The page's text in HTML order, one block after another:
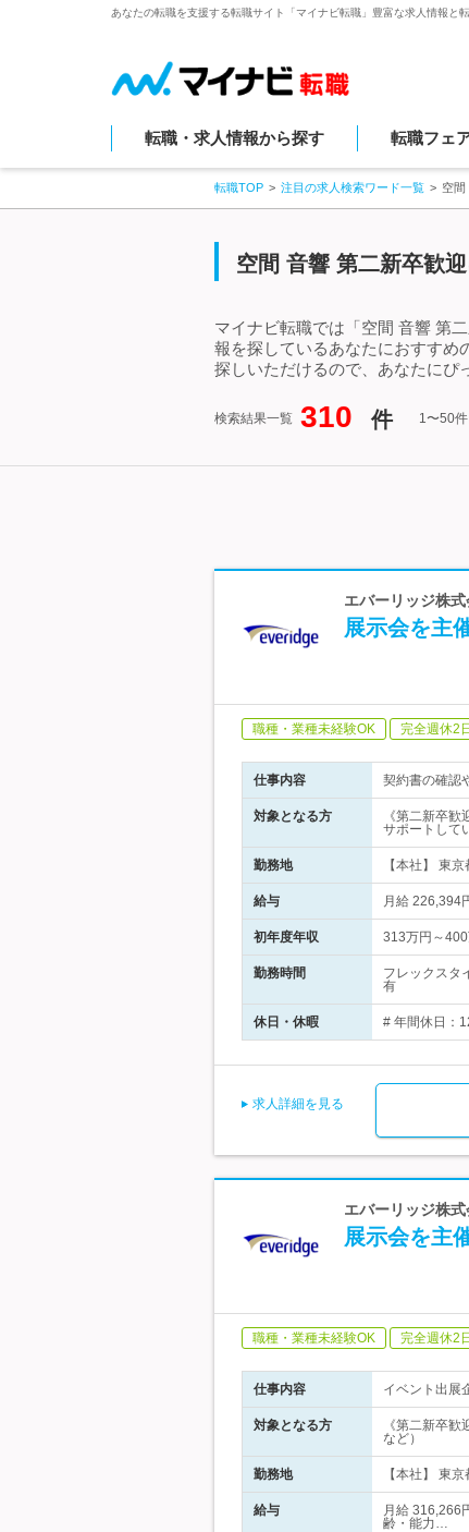
あなたの転職を支援する転職サイト「マイナビ転職」豊富な求人情報と
転職・求人情報から探す 転職フェ
転職TOP 注目の求人検索ワード一覧 空間
空間 音響 第二新卒歓
マイナビ転職では「空間 音響 第
報を探しているあなたにおすすめ
探しいただけるので、あなたにぴ
検索結果一覧 310 件 1〜50
エバーリッジ株
展示会を主
職種・業種未経験OK 完全週休2
仕事内容 契約書の確認
対象となる方
《第二新卒
サポートして
勤務地 【本社】 東
給与 月給
初年度年収 313万円～400
勤務時間
フレックスタ
有
休日・休暇 # 年間休日：
求人詳細を見る
エバーリッジ株
展示会を主
職種・業種未経験OK 完全週休2
仕事内容 イベント出展
対象となる方
《第二新卒
など）
勤務地 【本社】 東
給与
月給
齢・能力…